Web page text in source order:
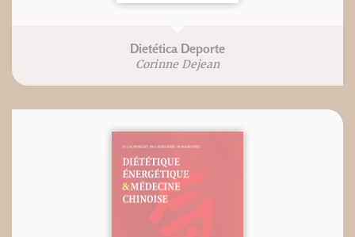
Dietética Deporte
Corinne Dejean